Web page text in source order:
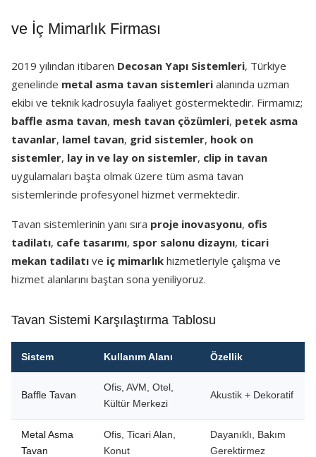
ve İç Mimarlık Firması
2019 yılından itibaren Decosan Yapı Sistemleri, Türkiye
genelinde metal asma tavan sistemleri alanında uzman
ekibi ve teknik kadrosuyla faaliyet göstermektedir. Firmamız;
baffle asma tavan, mesh tavan çözümleri, petek asma
tavanlar, lamel tavan, grid sistemler, hook on
sistemler, lay in ve lay on sistemler, clip in tavan
uygulamaları başta olmak üzere tüm asma tavan
sistemlerinde profesyonel hizmet vermektedir.
Tavan sistemlerinin yanı sıra proje inovasyonu, ofis
tadilatı, cafe tasarımı, spor salonu dizaynı, ticari
mekan tadilatı ve iç mimarlık hizmetleriyle çalışma ve
hizmet alanlarını baştan sona yeniliyoruz.
Tavan Sistemi Karşılaştırma Tablosu
Sistem Kullanım Alanı Özellik
Baffle Tavan
Ofis, AVM, Otel,
Kültür Merkezi
Akustik + Dekoratif
Metal Asma
Tavan
Ofis, Ticari Alan,
Konut
Dayanıklı, Bakım
Gerektirmez